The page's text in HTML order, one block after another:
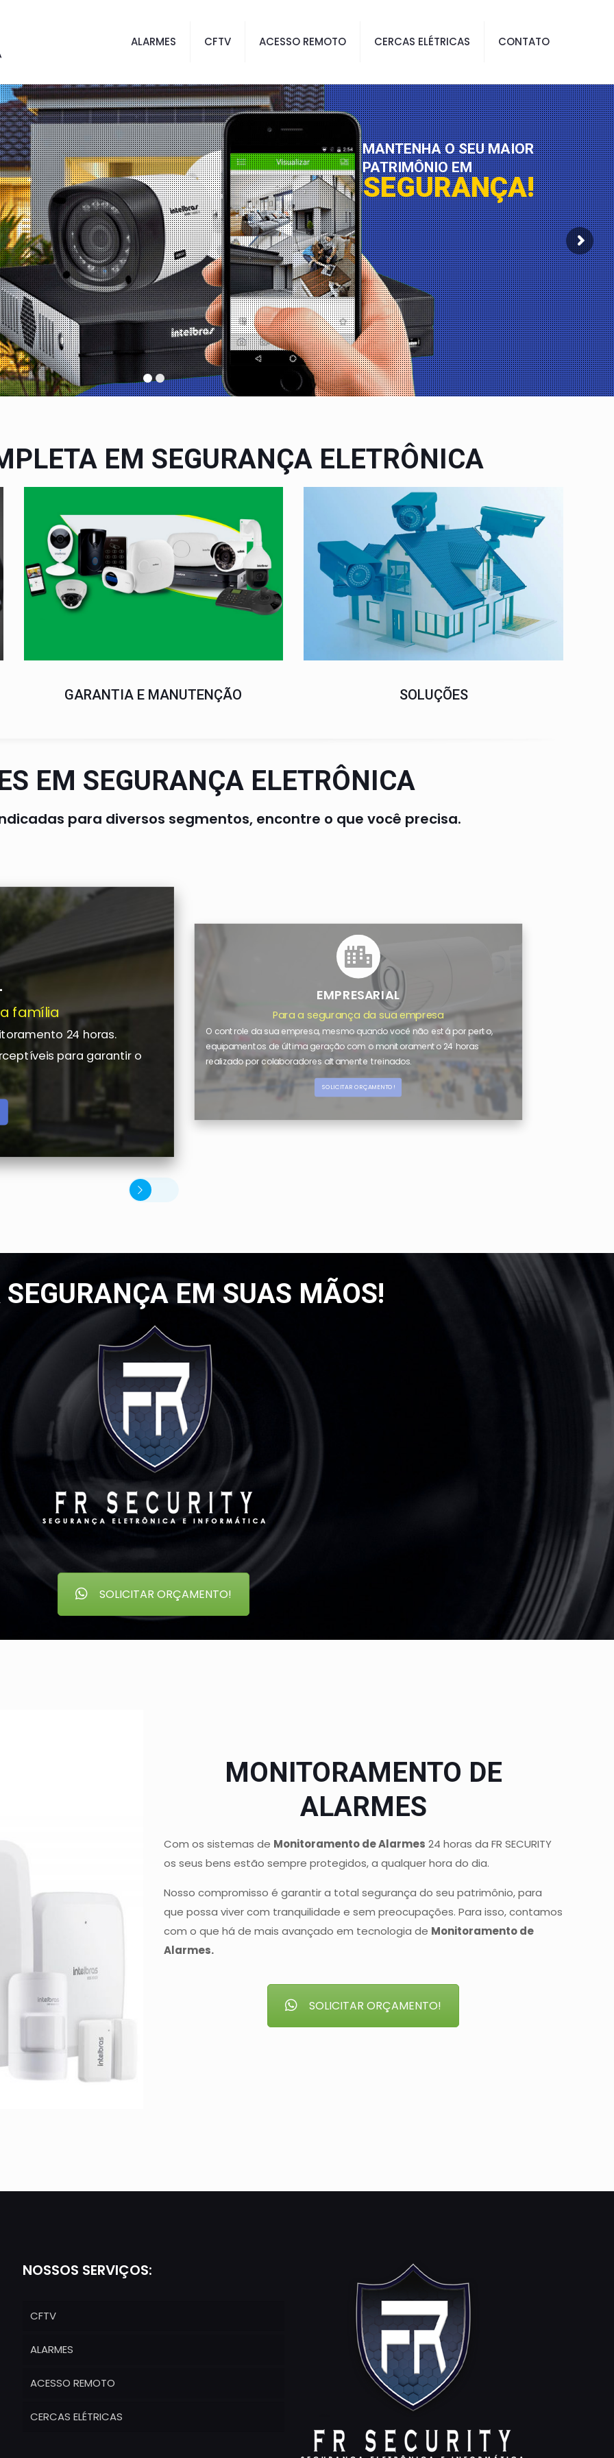
ALARMES CFTV ACESSO REMOTO CERCAS ELÉTRICAS CONTATO
MANTENHA O SEU MAIOR
PATRIMÔNIO EM
SEGURANÇA!
EM SEGURANÇA ELETRÔNICA
GARANTIA E MANUTENÇÃO SOLUÇÕES
EM SEGURANÇA ELETRÔNICA
para diversos segmentos, encontre o que você precisa.
família
24 horas.
para garantir o
EMPRESARIAL
Para a segurança da sua empresa
O controle da sua empresa, mesmo quando você não está por perto,
equipamentos de última geração com o monitoramento 24 horas
realizado por colaboradores altamente treinados.
SOLICITAR ORÇAMENTO!
EM SUAS MÃOS!
SOLICITAR ORÇAMENTO!
MONITORAMENTO DE
ALARMES
Com os sistemas de Monitoramento de Alarmes 24 horas da FR SECURITY
os seus bens estão sempre protegidos, a qualquer hora do dia.
Nosso compromisso é garantir a total segurança do seu patrimônio, para
que possa viver com tranquilidade e sem preocupações. Para isso, contamos
com o que há de mais avançado em tecnologia de Monitoramento de
Alarmes.
SOLICITAR ORÇAMENTO!
NOSSOS SERVIÇOS:
CFTV
ALARMES
ACESSO REMOTO
CERCAS ELÉTRICAS